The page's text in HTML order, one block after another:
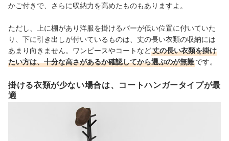
かご付きで、さらに収納力を高めたものもありますよ。
ただし、上に棚があり洋服を掛けるバーが低い位置に付いていた
り、下に引き出しが付いているものは、丈の長い衣類の収納には
あまり向きません。ワンピースやコートなど丈の長い衣類を掛け
たい方は、十分な高さがあるか確認してから選ぶのが無難です。
掛ける衣類が少ない場合は、コートハンガータイプが最
適